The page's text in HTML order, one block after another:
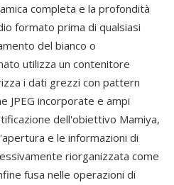
completa e la profondità
formato prima di qualsiasi
del bianco o
utilizza un contenitore
i dati grezzi con pattern
JPEG incorporate e ampi
dell'obiettivo Mamiya,
e le informazioni di
riorganizzata come
fusa nelle operazioni di